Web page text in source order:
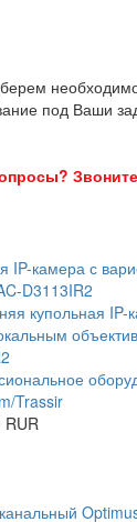
под Ваши
купольная IP-
Trassir
RUR